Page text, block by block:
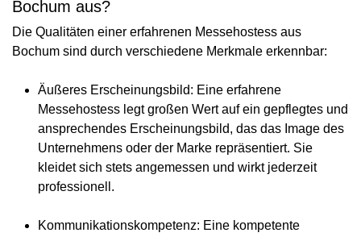
Bochum aus?
Die Qualitäten einer erfahrenen Messehostess aus
Bochum sind durch verschiedene Merkmale erkennbar:
Äußeres Erscheinungsbild: Eine erfahrene
Messehostess legt großen Wert auf ein gepflegtes und
ansprechendes Erscheinungsbild, das das Image des
Unternehmens oder der Marke repräsentiert. Sie
kleidet sich stets angemessen und wirkt jederzeit
professionell.
Kommunikationskompetenz: Eine kompetente